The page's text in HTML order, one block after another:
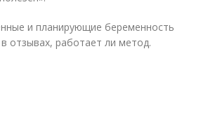
и планирующие беременность
отзывах, работает ли метод.